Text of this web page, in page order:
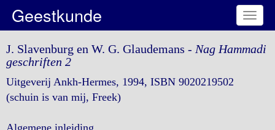
Toggle
Geestkunde
J. Slavenburg en W. G. Glaudemans - Nag Hammadi
geschriften 2
Uitgeverij Ankh-Hermes, 1994, ISBN 9020219502
(schuin is van mij, Freek)
Algemene inleiding